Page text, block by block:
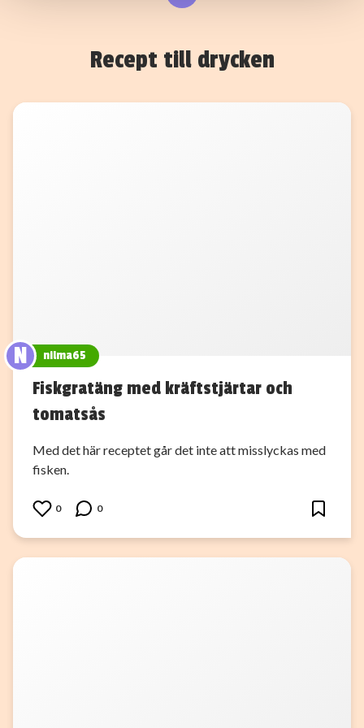
samlat in när du har använt deras tjänster.
Recept till drycken
N nilma65
Fiskgratäng med kräftstjärtar och
tomatsås
Med det här receptet går det inte att misslyckas med
fisken.
0 0